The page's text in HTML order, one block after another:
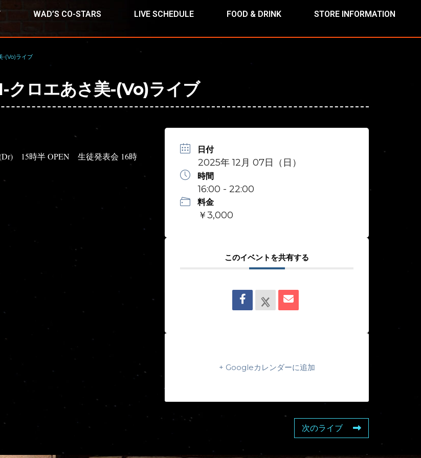
WAD’S CO-STARS LIVE SCHEDULE FOOD & DRINK STORE INFORMATION
-(Vo)ライブ
クロエあさ美-(Vo)ライブ
15時半 OPEN 生徒発表会 16時
日付
2025年 12月 07日（日）
時間
16:00 - 22:00
料金
￥3,000
このイベントを共有する
+ Googleカレンダーに追加
次のライブ